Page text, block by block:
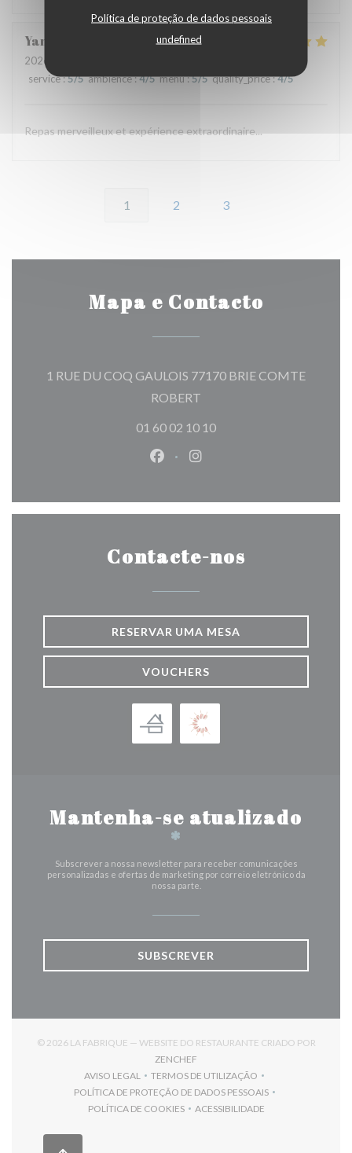
Política de proteção de dados pessoais
undefined
Yannick
2026-07-02
service:5/5 ambience:4/5 menu:5/5 quality_price:4/5
Repas merveilleux et expérience extraordinaire...
1 2 3
Mapa e Contacto
1 RUE DU COQ GAULOIS 77170 BRIE COMTE
ROBERT
01 60 02 10 10
Facebook ((abre numa nova
Instagram ((abre numa
Contacte-nos
RESERVAR UMA MESA
VOUCHERS
Mantenha-se atualizado
*
Subscrever a nossa newsletter para receber comunicações
personalizadas e ofertas de marketing por correio eletrónico da
nossa parte.
SUBSCREVER
© 2026 LA FABRIQUE — WEBSITE DO RESTAURANTE CRIADO POR
ZENCHEF
AVISO LEGAL
((ABRE NUMA NOVA JANELA))
TERMOS DE UTILIZAÇÃO
((ABRE NUMA NOVA JANELA))
POLÍTICA DE PROTEÇÃO DE DADOS PESSOAIS
((ABRE NUMA NOVA JANELA))
POLÍTICA DE COOKIES
((ABRE NUMA NOVA JANELA))
ACESSIBILIDADE
((ABRE NUMA NOVA